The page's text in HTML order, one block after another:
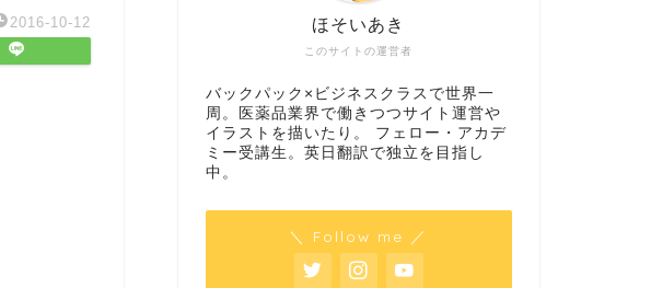
2016-10-12
このサイトの運営者
ほそいあき
バックパック×ビジネスクラスで世界一
周。医薬品業界で働きつつサイト運営や
イラストを描いたり。 フェロー・アカデ
ミー受講生。英日翻訳で独立を目指し
中。
＼ Follow me ／